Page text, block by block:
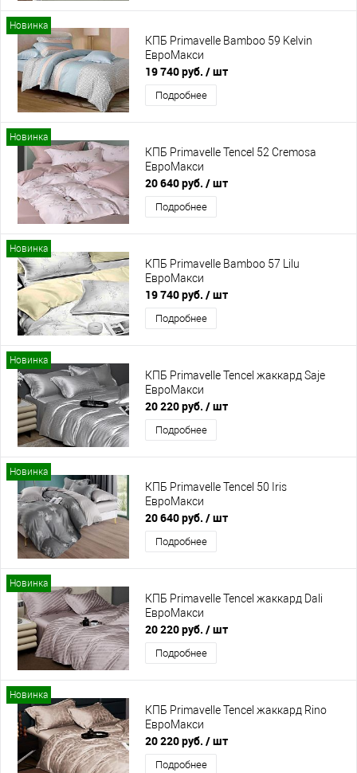
Новинка
КПБ Primavelle Bamboo 59 Kelvin
ЕвроМакси
19 740 руб. / шт
Подробнее
Новинка
КПБ Primavelle Tencel 52 Cremosa
ЕвроМакси
20 640 руб. / шт
Подробнее
Новинка
КПБ Primavelle Bamboo 57 Lilu
ЕвроМакси
19 740 руб. / шт
Подробнее
Новинка
КПБ Primavelle Tencel жаккард Saje
ЕвроМакси
20 220 руб. / шт
Подробнее
Новинка
КПБ Primavelle Tencel 50 Iris
ЕвроМакси
20 640 руб. / шт
Подробнее
Новинка
КПБ Primavelle Tencel жаккард Dali
ЕвроМакси
20 220 руб. / шт
Подробнее
Новинка
КПБ Primavelle Tencel жаккард Rino
ЕвроМакси
20 220 руб. / шт
Подробнее